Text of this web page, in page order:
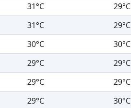
31°C
29°C
31°C
29°C
30°C
30°C
29°C
29°C
29°C
29°C
29°C
30°C